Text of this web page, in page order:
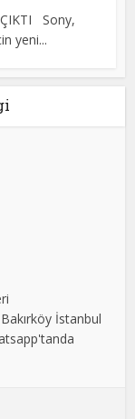
ÇIKTI Sony,
yeni...
İstanbul